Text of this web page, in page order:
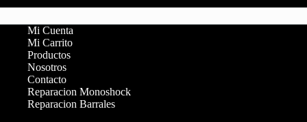
Mi Cuenta
Mi Carrito
Productos
Nosotros
Contacto
Reparacion Monoshock
Reparacion Barrales